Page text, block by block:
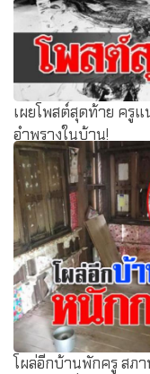
เผยโพสต์สุดท้าย ครู
อำพรางในบ้าน!
โผล่อีกบ้านพักครู สภ